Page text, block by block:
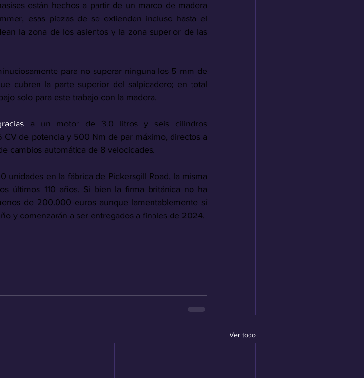
están hechos a partir de un marco de madera
esas piezas de se extienden incluso hasta el
la zona de los asientos y la zona superior de las
para no superar ninguna los 5 mm de
cubren la parte superior del salpicadero; en total
solo para este trabajo con la madera.
a un motor de 3.0 litros y seis cilindros
de potencia y 500 Nm de par máximo, directos a
cambios automática de 8 velocidades.
unidades en la fábrica de Pickersgill Road, la misma
últimos 110 años. Si bien la firma británica no ha
de 200.000 euros aunque lamentablemente sí
y comenzarán a ser entregados a finales de 2024.
Ver todo